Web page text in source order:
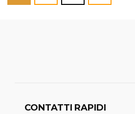
CONTATTI RAPIDI